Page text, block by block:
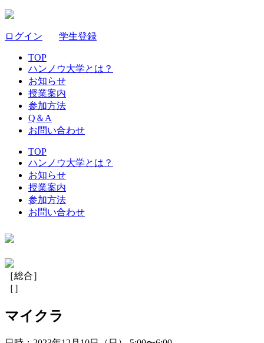
ログイン 学生登録
TOP
ハンノウ大学とは？
お知らせ
授業案内
参加方法
Q＆A
お問い合わせ
TOP
ハンノウ大学とは？
お知らせ
授業案内
参加方法
お問い合わせ
［総合］
［ ］
マイクラ